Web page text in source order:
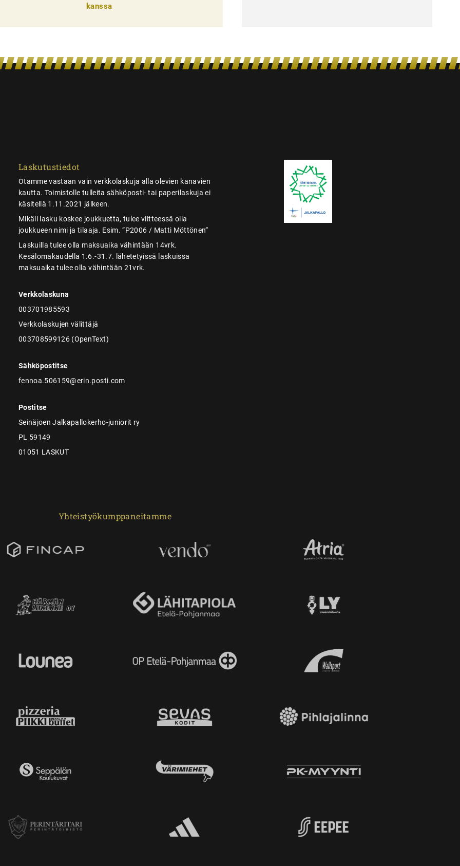
kanssa
Laskutustiedot
Otamme vastaan vain verkkolaskuja alla olevien kanavien
kautta. Toimistolle tulleita sähköposti- tai paperilaskuja ei
käsitellä 1.11.2021 jälkeen.
Mikäli lasku koskee joukkuetta, tulee viitteessä olla
joukkueen nimi ja tilaaja. Esim. ”P2006 / Matti Möttönen”
Laskuilla tulee olla maksuaika vähintään 14vrk.
Kesälomakaudella 1.6.-31.7. lähetetyissä laskuissa
maksuaika tulee olla vähintään 21vrk.
Verkkolaskuna
003701985593
Verkkolaskujen välittäjä
003708599126 (OpenText)
Sähköpostitse
fennoa.506159@erin.posti.com
Postitse
Seinäjoen Jalkapallokerho-juniorit ry
PL 59149
01051 LASKUT
Yhteistyökumppaneitamme